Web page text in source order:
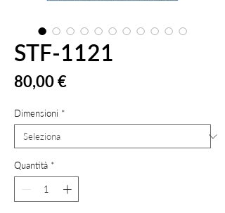
STF-1121
80,00 €Prezzo
Dimensioni *
Quantità *